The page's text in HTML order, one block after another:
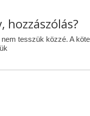
hozzászólás?
tesszük közzé. A